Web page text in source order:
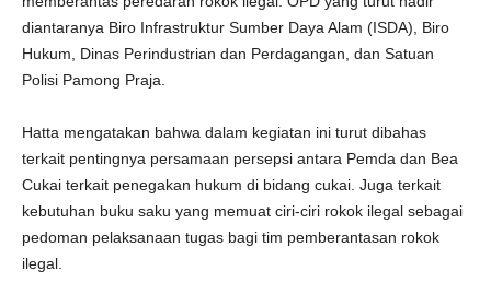
diantaranya Biro Infrastruktur Sumber Daya Alam (ISDA), Biro
Hukum, Dinas Perindustrian dan Perdagangan, dan Satuan
Polisi Pamong Praja.
Hatta mengatakan bahwa dalam kegiatan ini turut dibahas
terkait pentingnya persamaan persepsi antara Pemda dan Bea
Cukai terkait penegakan hukum di bidang cukai. Juga terkait
kebutuhan buku saku yang memuat ciri-ciri rokok ilegal sebagai
pedoman pelaksanaan tugas bagi tim pemberantasan rokok
ilegal.